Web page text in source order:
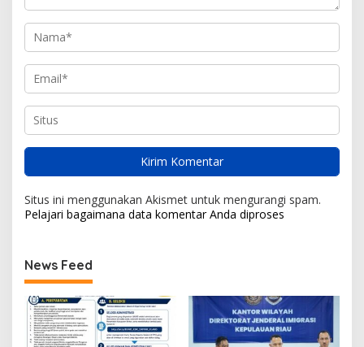
Situs ini menggunakan Akismet untuk mengurangi spam.
Pelajari bagaimana data komentar Anda diproses
News Feed